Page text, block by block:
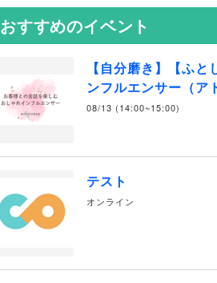
おすすめのイベント
【自分磨き】【ふ
ンフルエンサー（ア
08/13 (14:00~15:00)
テスト
オンライン